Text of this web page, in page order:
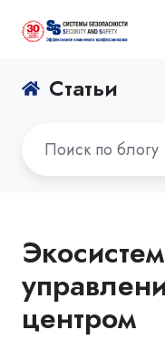
Статьи
центром